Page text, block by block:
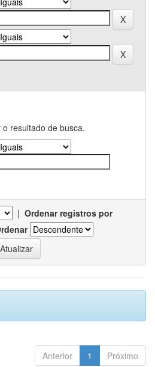
resultado de busca.
| Ordenar registros por
Anterior 1 Próximo